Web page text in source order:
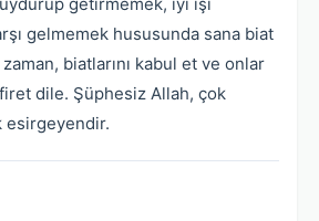
gelmemek hususunda sana biat
biatlarını kabul et ve onlar
dile. Şüphesiz Allah, çok
esirgeyendir.